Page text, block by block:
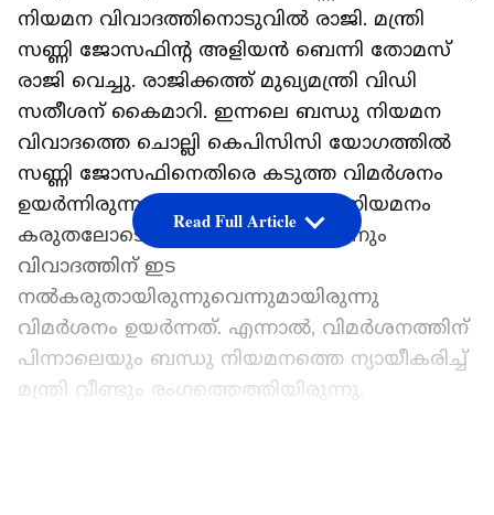
നിയമന വിവാദത്തിനൊടുവിൽ രാജി. മന്ത്രി
സണ്ണി ജോസഫിന്റ അളിയൻ ബെന്നി തോമസ്
രാജി വെച്ചു. രാജിക്കത്ത് മുഖ്യമന്ത്രി വിഡി
സതീശന് കൈമാറി. ഇന്നലെ ബന്ധു നിയമന
വിവാദത്തെ ചൊല്ലി കെപിസിസി യോഗത്തിൽ
സണ്ണി ജോസഫിനെതിരെ കടുത്ത വിമർശനം
ഉയർന്നിരുന്നു. പേഴ്സണൽ സ്റ്റാഫ് നിയമനം
കരുതലോടെ വേണമായിരുന്നുവെന്നും
വിവാദത്തിന് ഇട
നൽകരുതായിരുന്നുവെന്നുമായിരുന്നു
വിമർശനം ഉയർന്നത്. എന്നാൽ, വിമർശനത്തിന്
പിന്നാലെയും ബന്ധു നിയമനത്തെ ന്യായീകരിച്ച്
മന്ത്രി വീണ്ടും രം​ഗത്തെത്തിയിരുന്നു.
Read Full Article